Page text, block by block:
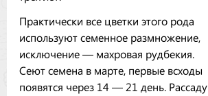
Практически все цветки этого рода
используют семенное размножение,
исключение — махровая рудбекия.
Сеют семена в марте, первые всходы
появятся через 14 — 21 день. Рассаду